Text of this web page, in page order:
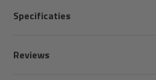
Specificaties
Reviews